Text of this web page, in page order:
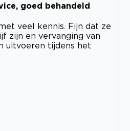
goed behandeld
veel kennis. Fijn dat ze
zijn en vervanging van
uitvoeren tijdens het